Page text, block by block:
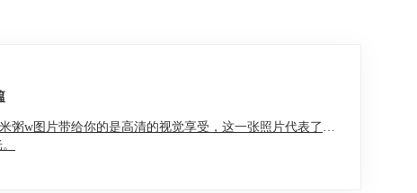
粥w图片带给你的是高清的视觉享受，这一张照片代表了成